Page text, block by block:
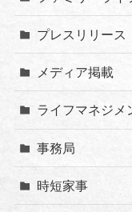
プレスリリース
メディア掲載
ライフマネジメ
事務局
時短家事